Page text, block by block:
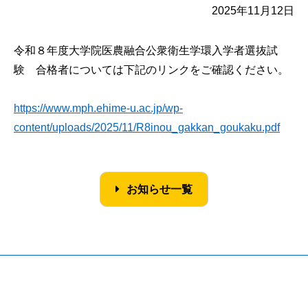
2025年11月12日
令和８年度大学院医農融合公衆衛生学環入学者選抜試
験 合格者については下記のリンクをご確認ください。
https://www.mph.ehime-u.ac.jp/wp-
content/uploads/2025/11/R8inou_gakkan_goukaku.pdf
お知らせ一覧